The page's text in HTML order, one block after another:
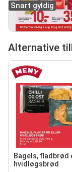
Snart gyldig
Alternative
Bagels, fladbrød
hvidløgsbrød